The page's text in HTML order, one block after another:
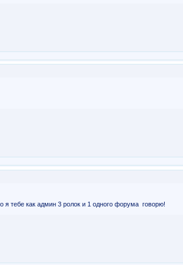
я тебе как админ 3 ролок и 1 одного форума говорю!